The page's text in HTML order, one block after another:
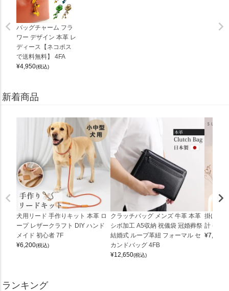
バッグチャーム フラ
ワー デザイン 本革 レ
ディース【ネコポス
で送料無料】 4FA
¥4,950(税込)
新着商品
犬用リード 手作りキット 本革 ロ
ープ レザークラフト DIY ハンド
メイド 初心者 7F
¥6,200(税込)
クラッチバッグ メンズ 牛革 本革
シボ加工 A5収納 祝儀袋 冠婚葬祭
結婚式 ループ革紐 フォーマル セ
カンドバッグ 4FB
¥12,650(税込)
掛け時
計
¥7,150
ランキング